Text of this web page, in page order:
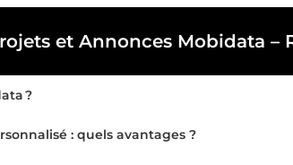
et Annonces Mobidata –
?
: quels avantages ?